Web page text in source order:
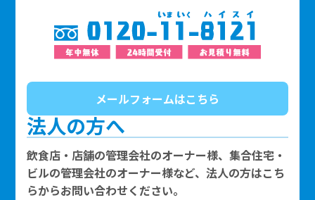
メールフォームはこちら
法人の方へ
飲食店・店舗の管理会社のオーナー様、集合住宅・
ビルの管理会社のオーナー様など、法人の方はこち
らからお問い合わせください。